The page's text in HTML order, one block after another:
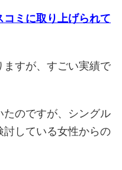
ミに取り上げられて
ますが、すごい実績で
のですが、シングル
している女性からの